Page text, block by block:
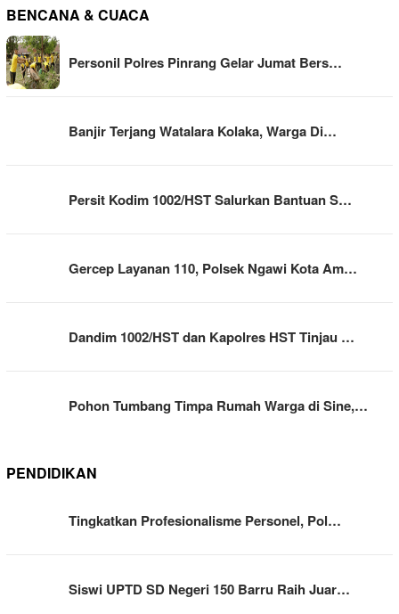
BENCANA & CUACA
Personil Polres Pinrang Gelar Jumat Bers…
Banjir Terjang Watalara Kolaka, Warga Di…
Persit Kodim 1002/HST Salurkan Bantuan S…
Gercep Layanan 110, Polsek Ngawi Kota Am…
Dandim 1002/HST dan Kapolres HST Tinjau …
Pohon Tumbang Timpa Rumah Warga di Sine,…
PENDIDIKAN
Tingkatkan Profesionalisme Personel, Pol…
Siswi UPTD SD Negeri 150 Barru Raih Juar…